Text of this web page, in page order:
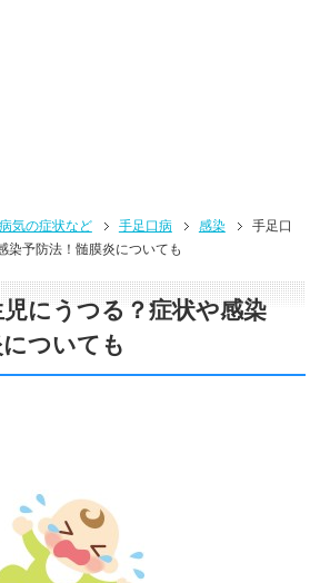
病気の症状など 手足口病 感染
手足口
染予防法！髄膜炎についても
にうつる？症状や感染
ついても